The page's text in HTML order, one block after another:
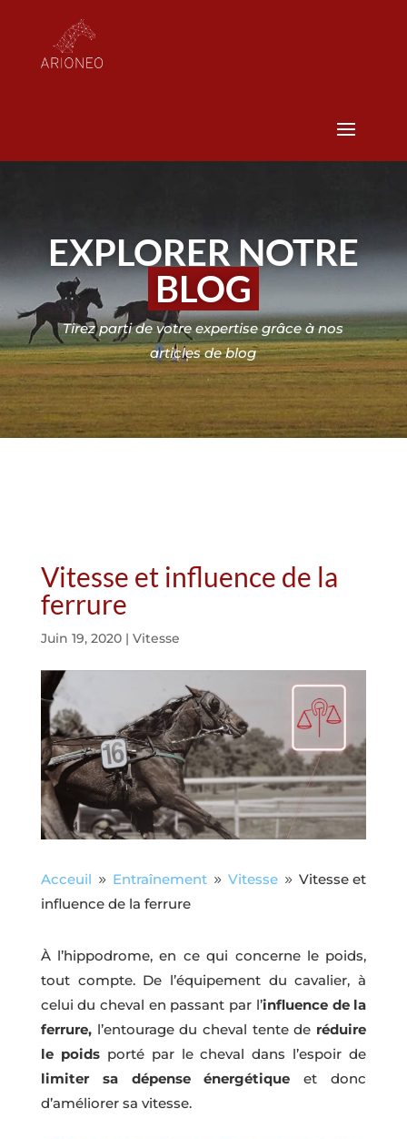
EXPLORER NOTRE
BLOG
Tirez parti de votre expertise grâce à nos
articles de blog
Vitesse et influence de la
ferrure
Juin 19, 2020| Vitesse
Acceuil 9 Entraînement 9 Vitesse 9 Vitesse et
influence de la ferrure
À l’hippodrome, en ce qui concerne le poids,
tout compte. De l’équipement du cavalier, à
celui du cheval en passant par l’influence de la
ferrure,l’entourage du cheval tente de réduire
le poidsporté par le cheval dans l’espoir de
limiter sa dépense énergétique et donc
d’améliorer sa vitesse.